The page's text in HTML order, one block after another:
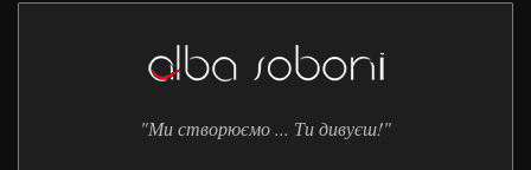
"Ми створюємо ... Ти дивуєш!"